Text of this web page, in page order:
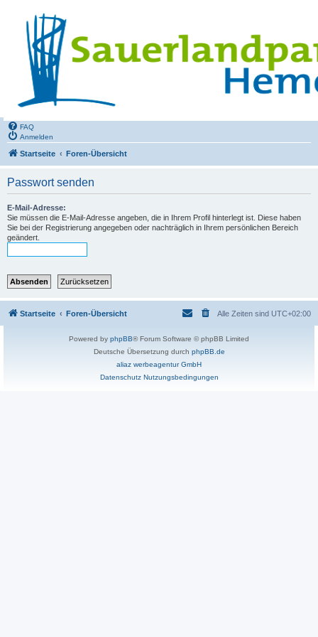
FAQ
Anmelden
Startseite Foren-Übersicht
Passwort senden
E-Mail-Adresse:
Sie müssen die E-Mail-Adresse angeben, die in Ihrem Profil hinterlegt ist. Diese haben
Sie bei der Registrierung angegeben oder nachträglich in Ihrem persönlichen Bereich
geändert.
Startseite Foren-Übersicht Alle Zeiten sind UTC+02:00
Powered by phpBB® Forum Software © phpBB Limited
Deutsche Übersetzung durch phpBB.de
aliaz werbeagentur GmbH
Datenschutz Nutzungsbedingungen